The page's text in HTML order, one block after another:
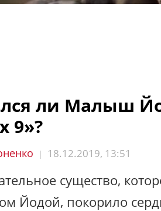
ли Малыш
9»?
| 18.12.2019, 13:51
существо,
Йодой, покорило